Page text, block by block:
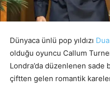
Dünyaca ünlü pop yıldızı
olduğu oyuncu Callum
Londra’da düzenlenen
çiftten gelen romantik